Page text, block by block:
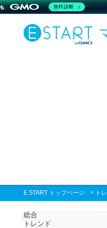
E START トップページ > ト
総合
トレンド
無料診断